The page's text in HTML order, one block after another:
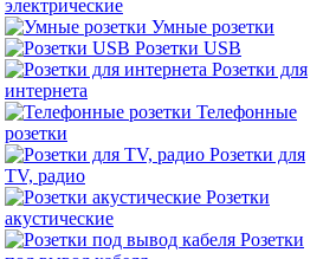
электрические
Умные розетки
Розетки USB
Розетки для
интернета
Телефонные
розетки
Розетки для
TV, радио
Розетки
акустические
Розетки